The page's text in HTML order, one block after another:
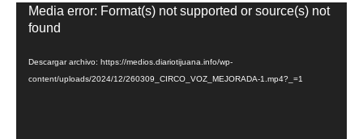
Reproductor
de
Media error: Format(s) not supported or source(s) not
found
Descargar archivo: https://medios.diariotijuana.info/wp-
content/uploads/2024/12/260309_CIRCO_VOZ_MEJORADA-1.mp4?_=1